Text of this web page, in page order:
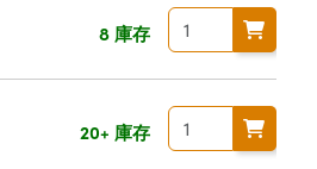
8 庫存
20+ 庫存